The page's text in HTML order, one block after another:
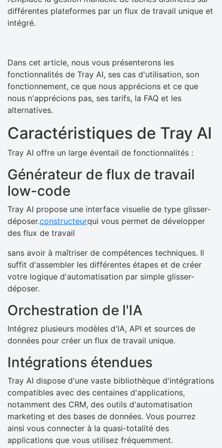
différentes plateformes par un flux de travail unique et
intégré.
Dans cet article, nous vous présenterons les
fonctionnalités de Tray AI, ses cas d'utilisation, son
fonctionnement, ce que nous apprécions et ce que
nous n'apprécions pas, ses tarifs, la FAQ et les
alternatives.
Caractéristiques de Tray AI
Tray AI offre un large éventail de fonctionnalités :
Générateur de flux de travail
low-code
Tray AI propose une interface visuelle de type glisser-
déposer.constructeurqui vous permet de développer
des flux de travail
sans avoir à maîtriser de compétences techniques. Il
suffit d'assembler les différentes étapes et de créer
votre logique d'automatisation par simple glisser-
déposer.
Orchestration de l'IA
Intégrez plusieurs modèles d'IA, API et sources de
données pour créer un flux de travail unique.
Intégrations étendues
Tray AI dispose d'une vaste bibliothèque d'intégrations
compatibles avec des centaines d'applications,
notamment des CRM, des outils d'automatisation
marketing et des bases de données. Vous pourrez
ainsi vous connecter à la quasi-totalité des
applications que vous utilisez fréquemment.